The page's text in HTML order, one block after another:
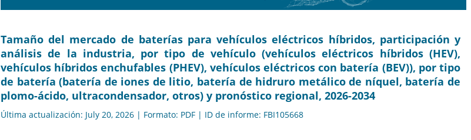
Tamaño del mercado de baterías para vehículos eléctricos híbridos, participación y
análisis de la industria, por tipo de vehículo (vehículos eléctricos híbridos (HEV),
vehículos híbridos enchufables (PHEV), vehículos eléctricos con batería (BEV)), por tipo
de batería (batería de iones de litio, batería de hidruro metálico de níquel, batería de
plomo-ácido, ultracondensador, otros) y pronóstico regional, 2026-2034
Última actualización: July 20, 2026 | Formato: PDF | ID de informe: FBI105668